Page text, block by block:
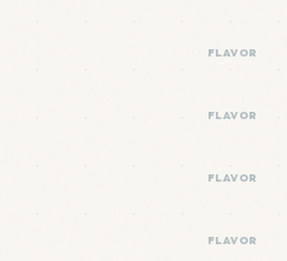
FLAVOR
FLAVOR
FLAVOR
FLAVOR